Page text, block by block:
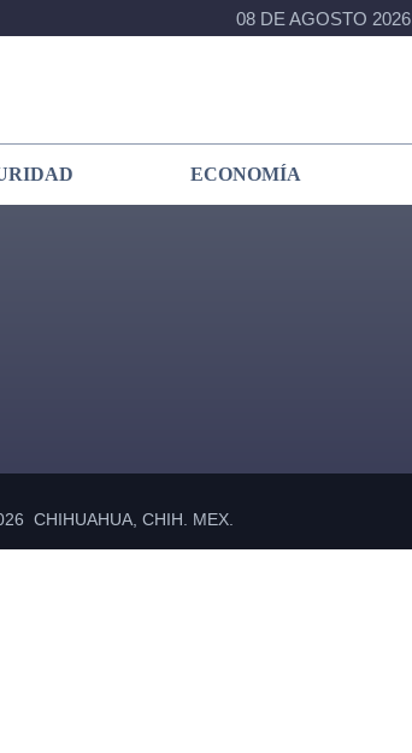
08 DE AGOSTO 2026
ECONOMÍA
CHIHUAHUA, CHIH. MEX.